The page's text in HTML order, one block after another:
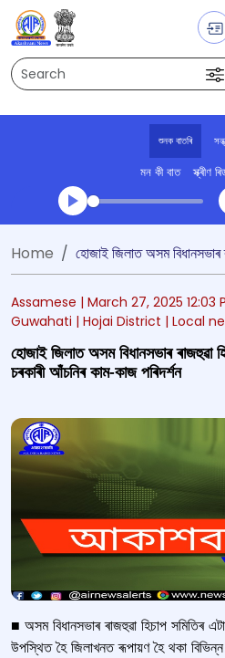
Search
শুনক বাতৰি
মন কী বাত স্ক্ৰীণ
Transcript summary
খেলা
Home
Assamese | March 27, 2025 12:03
Guwahati | Hojai District | Local
হোজাই জিলাত অসম বিধানসভাৰ ৰাজহুৱা
চৰকাৰী আঁচনিৰ কাম-কাজ পৰিদৰ্শন
■ অসম বিধানসভাৰ ৰাজহুৱা হিচাপ সমিতিৰ
উপস্থিত হৈ জিলাখনত ৰূপায়ণ হৈ থকা